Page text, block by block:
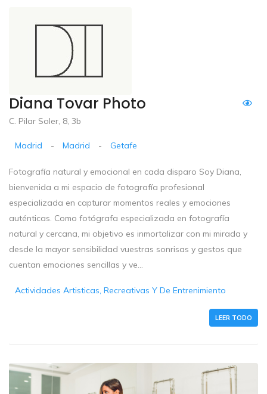
Diana Tovar Photo
C. Pilar Soler, 8, 3b
Madrid - Madrid - Getafe
Fotografía natural y emocional en cada disparo Soy Diana,
bienvenida a mi espacio de fotografía profesional
especializada en capturar momentos reales y emociones
auténticas. Como fotógrafa especializada en fotografía
natural y cercana, mi objetivo es inmortalizar con mi mirada y
desde la mayor sensibilidad vuestras sonrisas y gestos que
cuentan emociones sencillas y ve...
Actividades Artisticas, Recreativas Y De Entrenimiento
LEER TODO